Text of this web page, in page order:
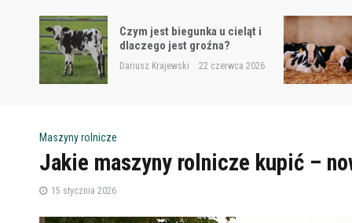
Ketoza u krów mlecznych –
objawy, ryzyko i wsparcie
żywieniowe
Dariusz Krajewski
Maszyny rolnicze
Jakie maszyny rolnicze kupić –
15 stycznia 2026